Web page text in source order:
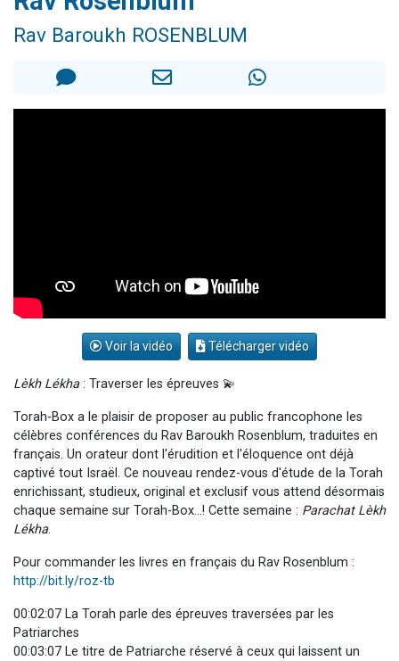
Il reste 49 places pour étudier en groupe sur Zoom
Rav Baroukh ROSENBLUM
Voir la vidéo Télécharger vidéo
Lèkh Lékha: Traverser les épreuves 💫
Torah-Box a le plaisir de proposer au public francophone les
célèbres conférences du Rav Baroukh Rosenblum, traduites en
français. Un orateur dont l'érudition et l'éloquence ont déjà
captivé tout Israël. Ce nouveau rendez-vous d'étude de la Torah
enrichissant, studieux, original et exclusif vous attend désormais
chaque semaine sur Torah-Box...! Cette semaine : Parachat Lèkh
Lékha.
Pour commander les livres en français du Rav Rosenblum :
http://bit.ly/roz-tb
00:02:07 La Torah parle des épreuves traversées par les
Patriarches
00:03:07 Le titre de Patriarche réservé à ceux qui laissent un